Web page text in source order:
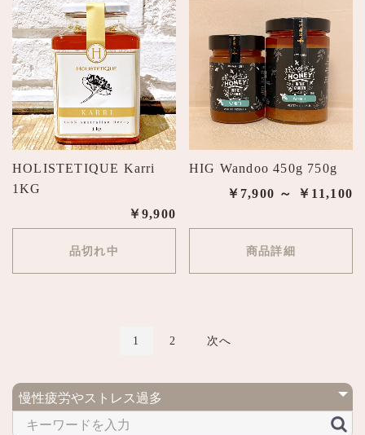
HOLISTETIQUE Karri
1KG
￥9,900
品切れ中
HIG Wandoo 450g 750g
￥7,900 ～ ￥11,100
商品詳細
1 2 次へ